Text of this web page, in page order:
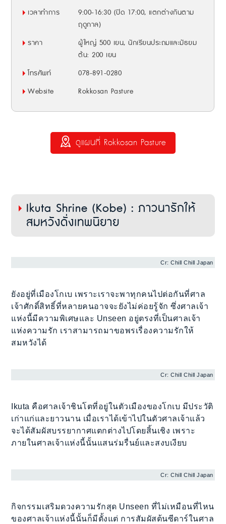
เวลาทำการ
9:00-16:30 (ปิด 17:00, แตกต่างกันตาม
ฤดูกาล)
ราคา
ผู้ใหญ่ 500 เยน, นักเรียนประถมและมัธยม
ต้น: 200 เยน
โทรศัพท์
078-891-0280
Website
Rokkosan Pasture
ดูแผนที่ Rokkosan Pasture
Ikuta Shrine (Kobe) : ภาวนารักให้
สมหวังดั่งเทพนิยาย
Cr: Chill Chill Japan
ยังอยู่ที่เมืองโกเบ เพราะเราจะพาทุกคนไปต่อกันที่ศาล
เจ้าศักดิ์สิทธิ์ที่หลายคนอาจจะยังไม่ค่อยรู้จัก ซึ่งศาลเจ้า
แห่งนี้มีความพิเศษและ Unseen อยู่ตรงที่เป็นศาลเจ้า
แห่งความรัก เราสามารถมาขอพรเรื่องความรักให้
สมหวังได้
Cr: Chill Chill Japan
Ikuta คือศาลเจ้าชินโตที่อยู่ในตัวเมืองของโกเบ มีประวัติ
เก่าแก่และยาวนาน เมื่อเราได้เข้าไปในตัวศาลเจ้าแล้ว
จะได้สัมผัสบรรยากาศแตกต่างไปโดยสิ้นเชิง เพราะ
ภายในศาลเจ้าแห่งนี้นั้นแสนร่มรื่นย์และสงบเงียบ
Cr: Chill Chill Japan
กิจกรรมเสริมดวงความรักสุด Unseen ที่ไม่เหมือนที่ไหน
ของศาลเจ้าแห่งนี้นั้นก็มีตั้งแต่ การสัมผัสต้นซีดาร์ในศาล